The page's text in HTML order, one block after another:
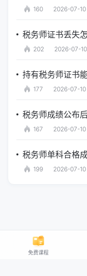
160 2026-07-10
税务师证书丢失
202 2026-07-10
持有税务师证书
177 2026-07-10
税务师成绩公布
167 2026-07-10
税务师单科合格
199 2026-07-10
免费课程